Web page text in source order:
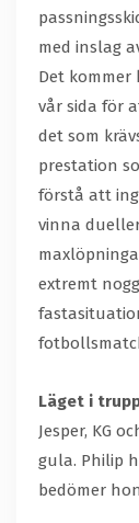
med inslag
Det kommer
vår sida för
det som
prestation
förstå att
vinna
extremt
Läget i
Jesper, KG
gula. Philip
bedömer